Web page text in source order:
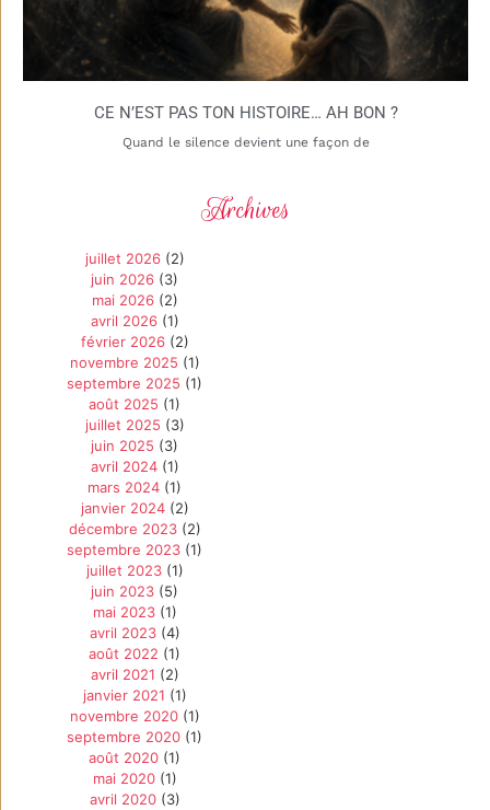
CE N’EST PAS TON HISTOIRE… AH BON ?
Quand le silence devient une façon de
Archives
juillet 2026(2)
juin 2026 (3)
mai 2026(2)
avril 2026(1)
février 2026(2)
novembre 2025 (1)
septembre 2025 (1)
août 2025 (1)
juillet 2025 (3)
juin 2025 (3)
avril 2024(1)
mars 2024 (1)
janvier 2024(2)
décembre 2023(2)
septembre 2023 (1)
juillet 2023(1)
juin 2023 (5)
mai 2023(1)
avril 2023(4)
août 2022 (1)
avril 2021 (2)
janvier 2021 (1)
novembre 2020(1)
septembre 2020 (1)
août 2020 (1)
mai 2020(1)
avril 2020(3)